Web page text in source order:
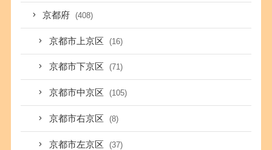
京都府 (408)
京都市上京区 (16)
京都市下京区 (71)
京都市中京区 (105)
京都市右京区 (8)
京都市左京区 (37)